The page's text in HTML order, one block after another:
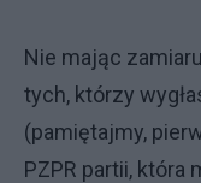
Nie mając
tych, którzy
(pamiętajmy,
PZPR partii,